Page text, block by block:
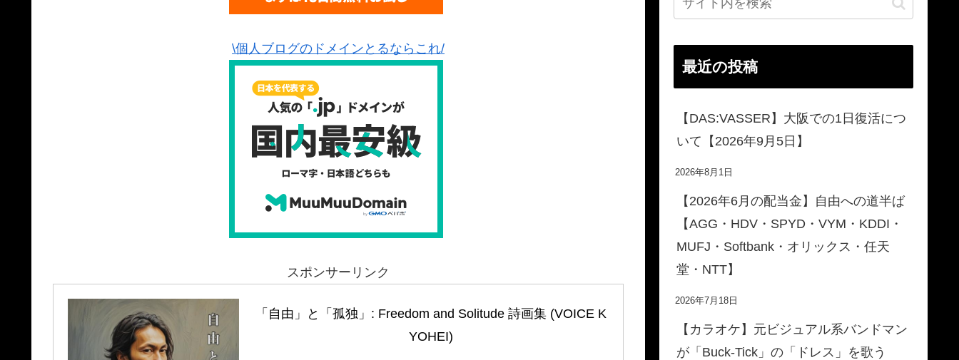
\個人ブログのドメインとるならこれ/
スポンサーリンク
「自由」と「孤独」: Freedom and Solitude 詩画集 (VOICE K
YOHEI)
最近の投稿
【DAS:VASSER】大阪での1日復活につ
いて【2026年9月5日】
2026年8月1日
【2026年6月の配当金】自由への道半ば
【AGG・HDV・SPYD・VYM・KDDI・
MUFJ・Softbank・オリックス・任天
堂・NTT】
2026年7月18日
【カラオケ】元ビジュアル系バンドマン
が「Buck-Tick」の「ドレス」を歌う